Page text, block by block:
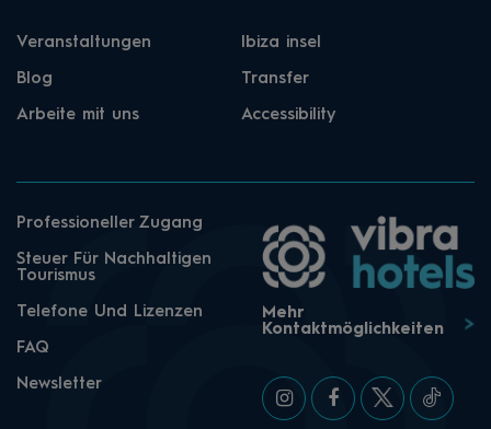
Veranstaltungen Ibiza insel
Blog Transfer
Arbeite mit uns Accessibility
Professioneller Zugang
Steuer Für Nachhaltigen
Tourismus
Telefone Und Lizenzen
FAQ
Newsletter
Mehr
Kontaktmöglichkeiten